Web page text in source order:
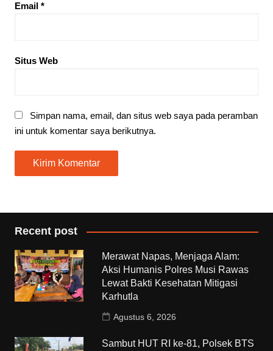
Email *
Situs Web
Simpan nama, email, dan situs web saya pada peramban
ini untuk komentar saya berikutnya.
Recent post
Merawat Napas, Menjaga Alam:
Aksi Humanis Polres Musi Rawas
Lewat Bakti Kesehatan Mitigasi
Karhutla
Agustus 6, 2026
Sambut HUT RI ke-81, Polsek BTS